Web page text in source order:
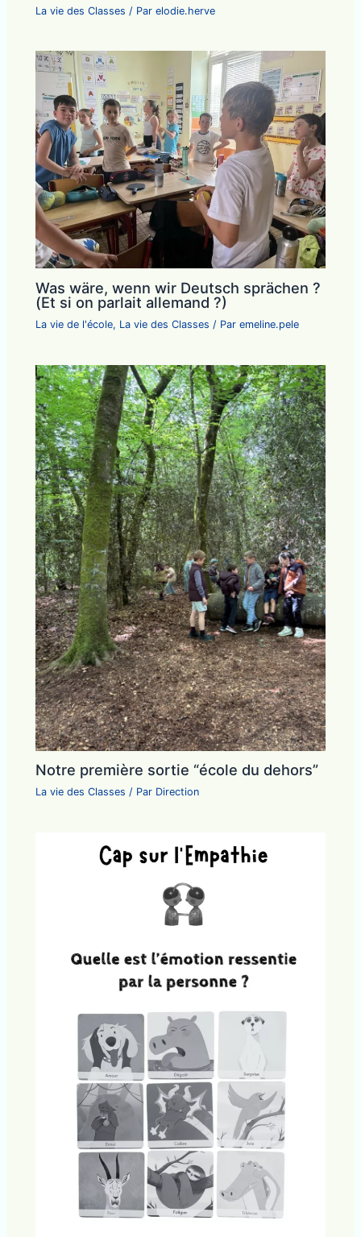
La vie des Classes / Parelodie.herve
Was wäre, wenn wir Deutsch sprächen ?
(Et si on parlait allemand ?)
La vie de l'école, La vie des Classes / Paremeline.pele
Notre première sortie “école du dehors”
La vie des Classes / Par Direction